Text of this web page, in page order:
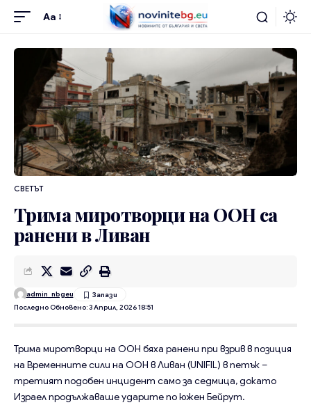
Aa
СВЕТЪТ
Трима миротворци на ООН са
ранени в Ливан
Последно Обновено: 3 Април, 2026 18:51
admin_nbgeu
Трима миротворци на ООН бяха ранени при взрив в позиция
на Временните сили на ООН в Ливан (UNIFIL) в петък –
третият подобен инцидент само за седмица, докато
Израел продължаваше ударите по южен Бейрут.